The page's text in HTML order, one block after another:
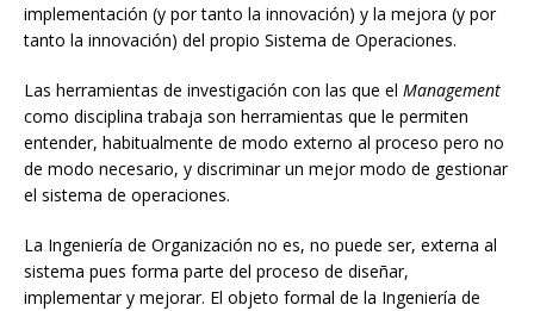
implementación (y por tanto la innovación) y la mejora (y por
tanto la innovación) del propio Sistema de Operaciones.
Las herramientas de investigación con las que el Management
como disciplina trabaja son herramientas que le permiten
entender, habitualmente de modo externo al proceso pero no
de modo necesario, y discriminar un mejor modo de gestionar
el sistema de operaciones.
La Ingeniería de Organización no es, no puede ser, externa al
sistema pues forma parte del proceso de diseñar,
implementar y mejorar. El objeto formal de la Ingeniería de